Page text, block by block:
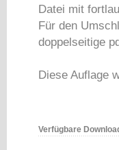
Datei mit
Für den
doppelseitige
Diese Auflage
Verfügbare